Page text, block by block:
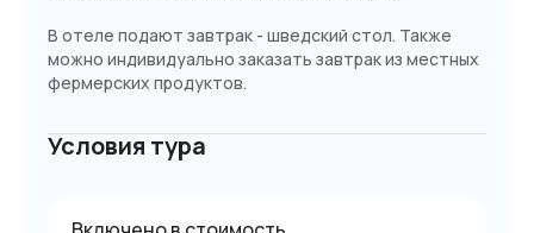
В отеле подают завтрак - шведский стол. Также
можно индивидуально заказать завтрак из местных
фермерских продуктов.
Условия тура